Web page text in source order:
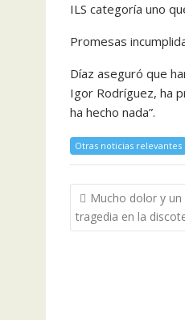
ILS categoría uno
Promesas
Díaz aseguró que
Igor Rodríguez, ha
ha hecho nada”.
Otras noticias relevantes
Navegación
de
entradas
Mucho dolor y
tragedia en la